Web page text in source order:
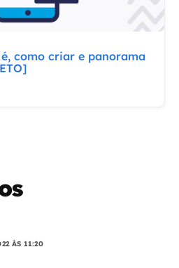
como criar e panorama
ÀS 11:20